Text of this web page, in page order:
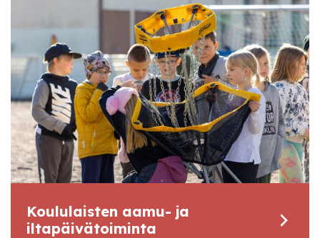
Koululaisten aamu- ja
iltapäivätoiminta